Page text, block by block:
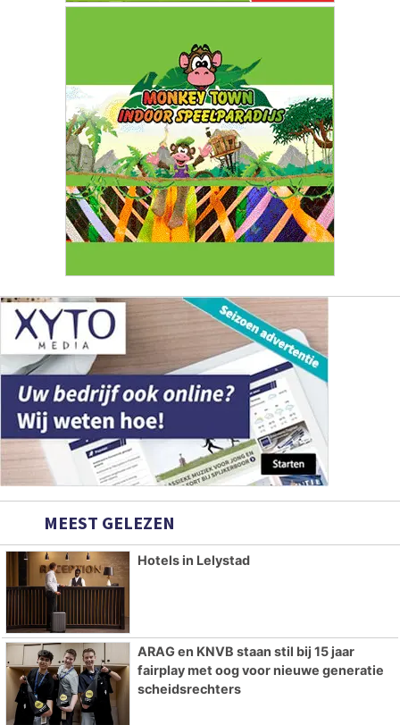
MEEST GELEZEN
Hotels in Lelystad
ARAG en KNVB staan stil bij 15 jaar
fairplay met oog voor nieuwe generatie
scheidsrechters